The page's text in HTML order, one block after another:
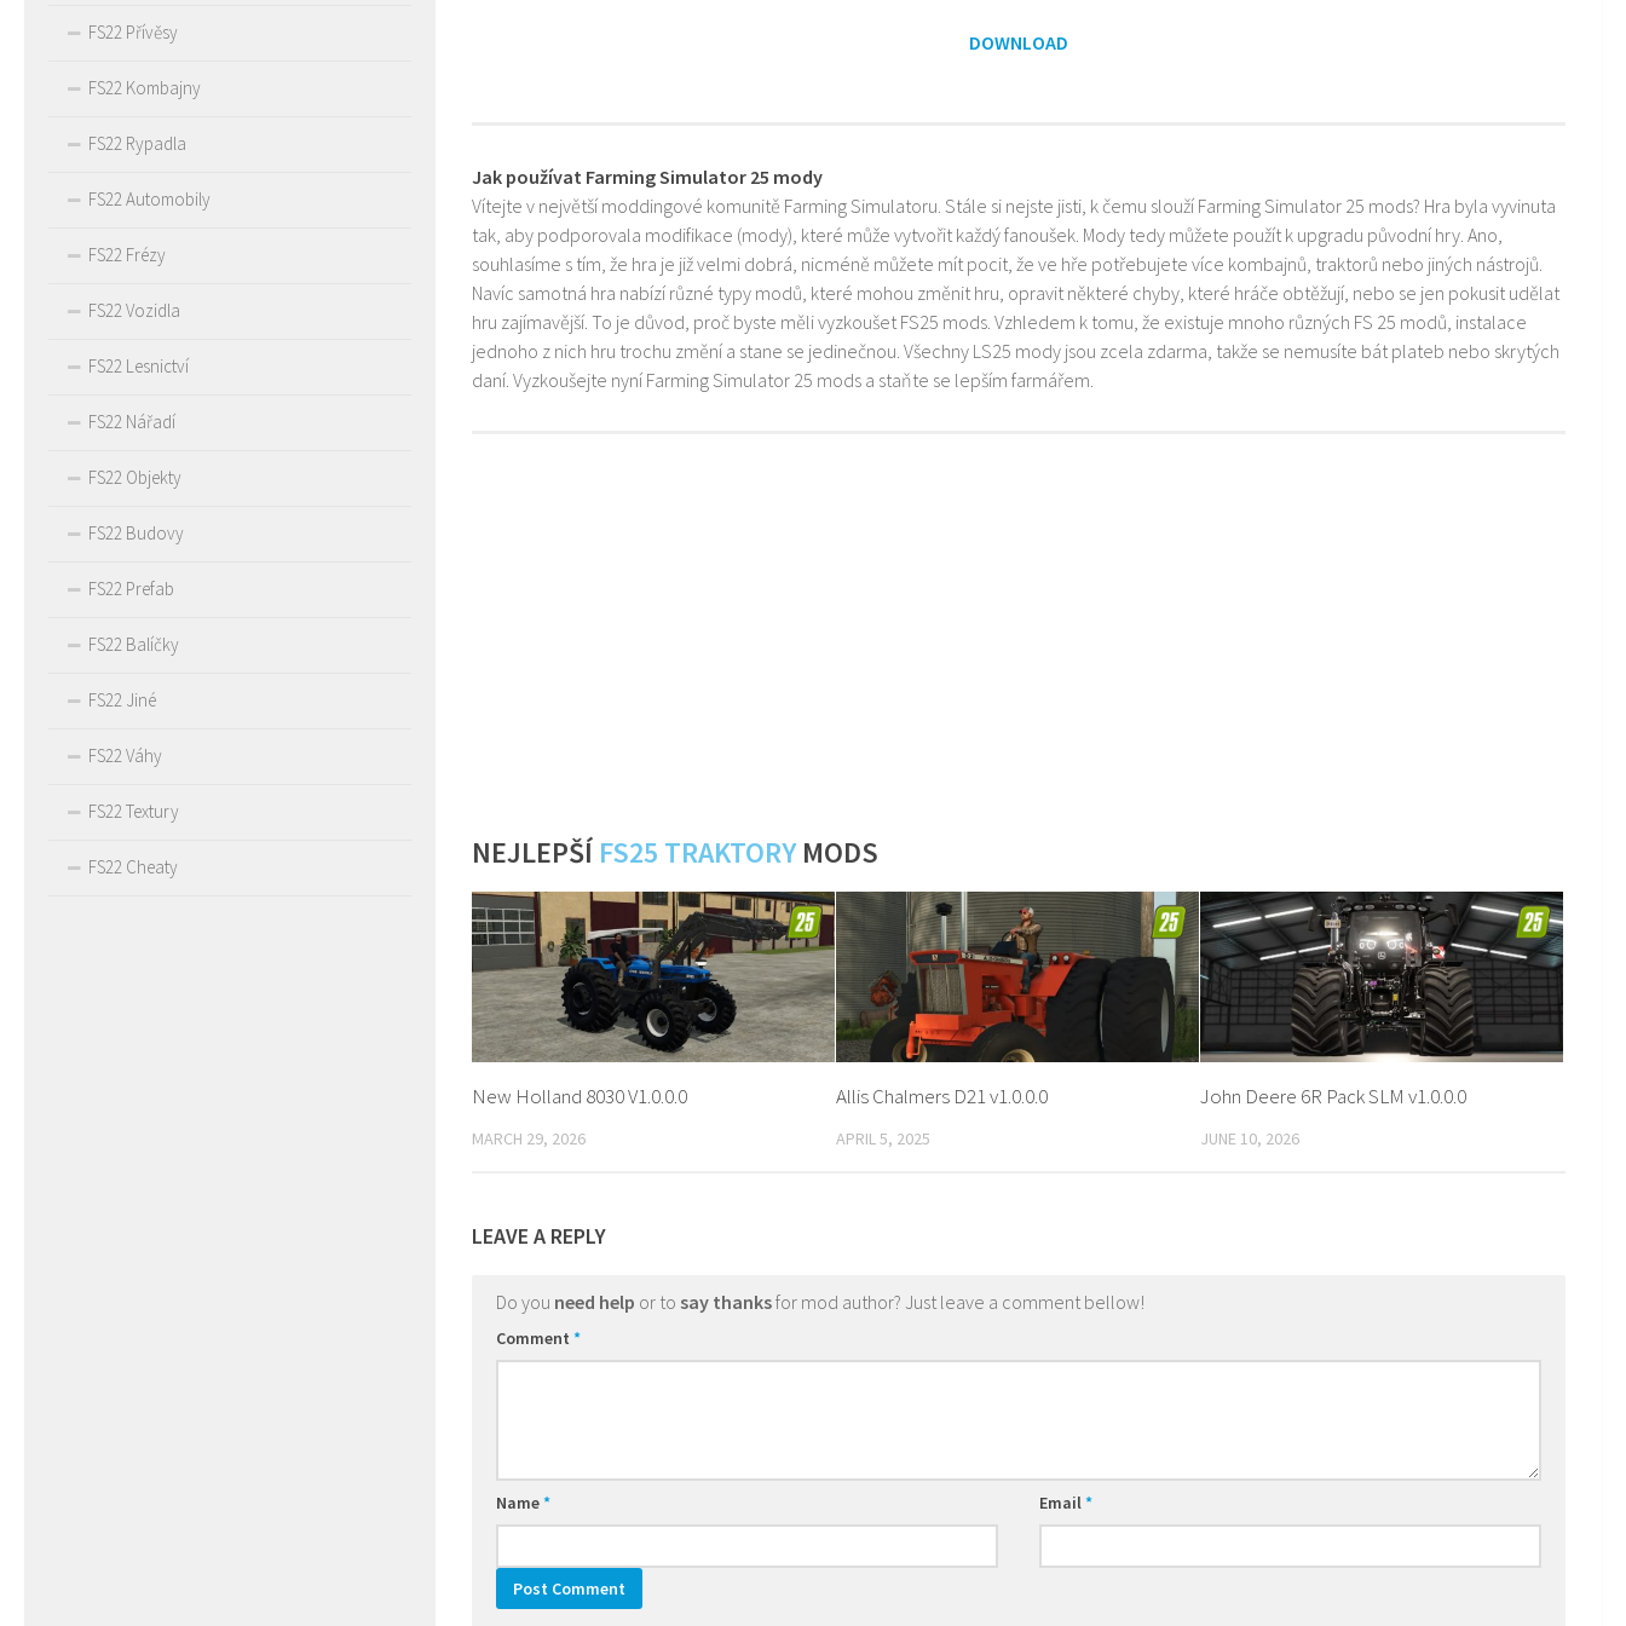
DOWNLOAD
Jak používat Farming Simulator 25 mody
Vítejte v největší moddingové komunitě Farming Simulatoru. Stále si nejste jisti, k čemu slouží Farming Simulator 25 mods? Hra byla vyvinuta
tak, aby podporovala modifikace (mody), které může vytvořit každý fanoušek. Mody tedy můžete použít k upgradu původní hry. Ano,
souhlasíme s tím, že hra je již velmi dobrá, nicméně můžete mít pocit, že ve hře potřebujete více kombajnů, traktorů nebo jiných nástrojů.
Navíc samotná hra nabízí různé typy modů, které mohou změnit hru, opravit některé chyby, které hráče obtěžují, nebo se jen pokusit udělat
hru zajímavější. To je důvod, proč byste měli vyzkoušet FS25 mods. Vzhledem k tomu, že existuje mnoho různých FS 25 modů, instalace
jednoho z nich hru trochu změní a stane se jedinečnou. Všechny LS25 mody jsou zcela zdarma, takže se nemusíte bát plateb nebo skrytých
daní. Vyzkoušejte nyní Farming Simulator 25 mods a staňte se lepším farmářem.
NEJLEPŠÍ FS25 TRAKTORYMODS
New Holland 8030 V1.0.0.0
MARCH 29, 2026
Allis Chalmers D21 v1.0.0.0
APRIL 5, 2025
John Deere 6R Pack SLM v1.0.0.0
JUNE 10, 2026
LEAVE A REPLY
Do you need help or to say thanksfor mod author? Just leave a comment bellow!
Comment *
Name* Email*
FS22 Přívěsy
FS22 Kombajny
FS22 Rypadla
FS22 Automobily
FS22 Frézy
FS22 Vozidla
FS22 Lesnictví
FS22 Nářadí
FS22 Objekty
FS22 Budovy
FS22 Prefab
FS22 Balíčky
FS22 Jiné
FS22 Váhy
FS22 Textury
FS22 Cheaty